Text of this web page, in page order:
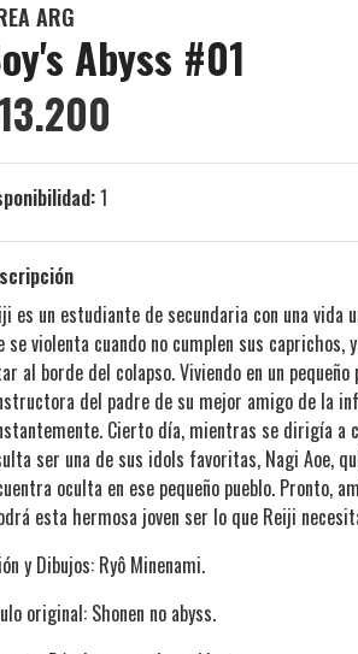
ARG
Abyss #01
1
es un estudiante de secundaria con una
se violenta cuando no cumplen sus
al borde del colapso. Viviendo en un
del padre de su mejor amigo de la
Cierto día, mientras se dirigía a
ser una de sus idols favoritas, Nagi Aoe,
oculta en ese pequeño pueblo. Pronto,
esta hermosa joven ser lo que Reiji
y Dibujos: Ryô Minenami.
original: Shonen no abyss.